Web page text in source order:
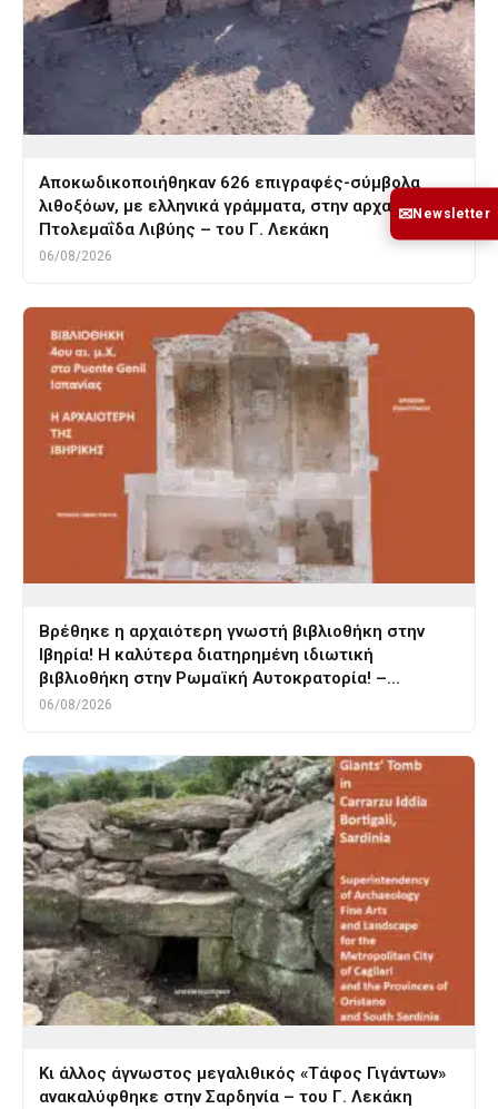
Αποκωδικοποιήθηκαν 626 επιγραφές-σύμβολα
λιθοξόων, με ελληνικά γράμματα, στην αρχαία
Πτολεμαΐδα Λιβύης – του Γ. Λεκάκη
06/08/2026
Βρέθηκε η αρχαιότερη γνωστή βιβλιοθήκη στην
Ιβηρία! Η καλύτερα διατηρημένη ιδιωτική
βιβλιοθήκη στην Ρωμαϊκή Αυτοκρατορία! –…
06/08/2026
Κι άλλος άγνωστος μεγαλιθικός «Τάφος Γιγάντων»
ανακαλύφθηκε στην Σαρδηνία – του Γ. Λεκάκη
✉Newsletter